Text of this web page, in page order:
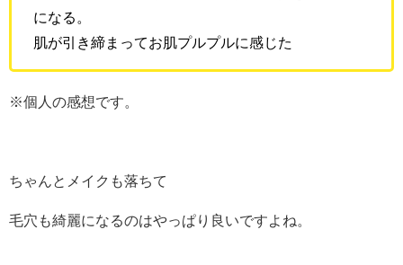
になる。
肌が引き締まってお肌プルプルに感じた
※個人の感想です。
ちゃんとメイクも落ちて
毛穴も綺麗になるのはやっぱり良いですよね。